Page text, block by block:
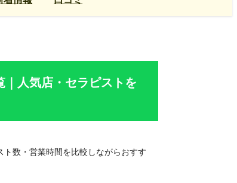
人気店・セラピストを
数・営業時間を比較しながらおすす